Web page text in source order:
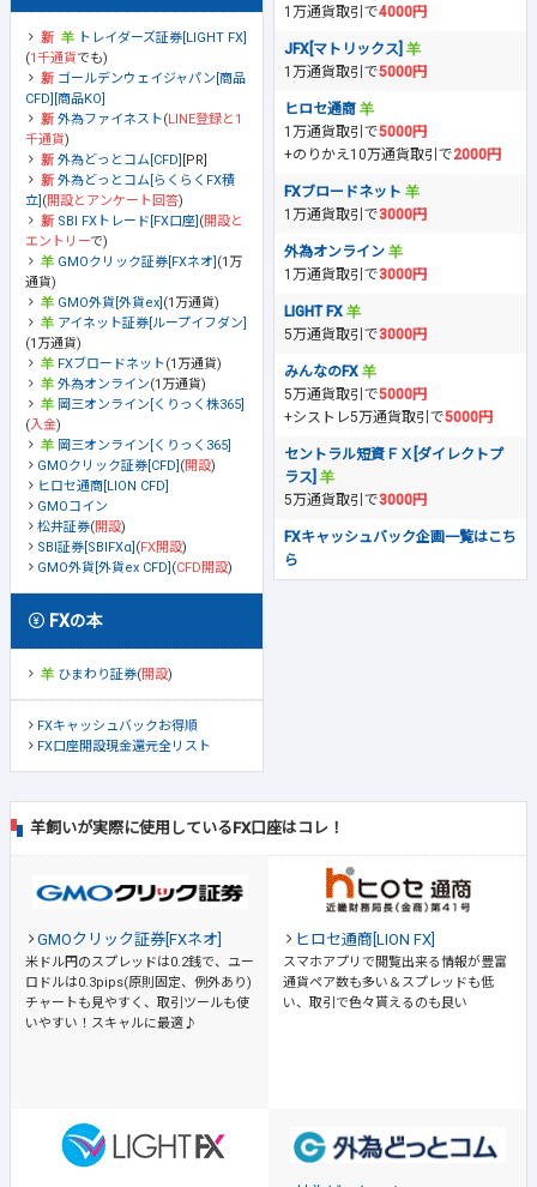
トレイダーズ証券[LIGHT FX]
(1千通貨でも)
ゴールデンウェイジャパン[商品
CFD][商品KO]
外為ファイネスト(LINE登録と1
千通貨)
外為どっとコム[CFD] [PR]
外為どっとコム[らくらくFX積
立] (開設とアンケート回答)
SBI FXトレード[FX口座] (開設と
エントリーで)
GMOクリック証券[FXネオ] (1万
通貨)
GMO外貨[外貨ex] (1万通貨)
アイネット証券[ループイフダン]
(1万通貨)
FXブロードネット(1万通貨)
外為オンライン(1万通貨)
岡三オンライン[くりっく株365]
(入金)
岡三オンライン[くりっく365]
GMOクリック証券[CFD] (開設)
ヒロセ通商[LION CFD]
GMOコイン
松井証券(開設)
SBI証券[SBIFXα] (FX開設)
GMO外貨[外貨ex CFD] (CFD開設)
FXの本
ひまわり証券(開設)
FXキャッシュバックお得順
FX口座開設現金還元全リスト
1万通貨取引で4000円
JFX[マトリックス]
1万通貨取引で5000円
ヒロセ通商
1万通貨取引で5000円
+のりかえ10万通貨取引で2000円
FXブロードネット
1万通貨取引で3000円
外為オンライン
1万通貨取引で3000円
LIGHT FX
5万通貨取引で3000円
みんなのFX
5万通貨取引で5000円
+シストレ5万通貨取引で5000円
セントラル短資ＦＸ[ダイレクトプ
ラス]
5万通貨取引で3000円
FXキャッシュバック企画一覧はこち
ら
羊飼いが実際に使用しているFX口座はコレ！
GMOクリック証券[FXネオ]
米ドル円のスプレッドは0.2銭で、ユー
ロドルは0.3pips(原則固定、例外あり)
チャートも見やすく、取引ツールも使
いやすい！スキャルに最適♪
ヒロセ通商[LION FX]
スマホアプリで閲覧出来る情報が豊富
通貨ペア数も多い＆スプレッドも低
い、取引で色々貰えるのも良い